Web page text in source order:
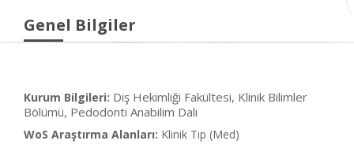
Genel Bilgiler
Kurum Bilgileri: Diş Hekimliği Fakültesi, Klinik Bilimler
Bölümü, Pedodonti Anabilim Dalı
WoS Araştırma Alanları: Klinik Tıp (Med)